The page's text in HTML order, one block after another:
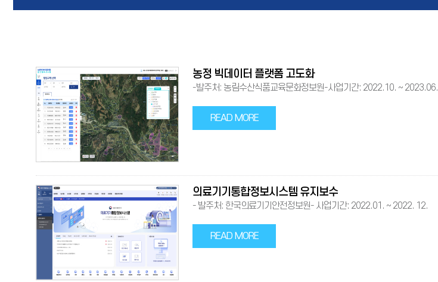
농정 빅데이터 플랫폼 고도화
-발주처: 농림수산식품교육문화정보원-사업기간: 2022.10. ~ 2023.06.
READ MORE
의료기기통합정보시스템 유지보수
- 발주처: 한국의료기기안전정보원- 사업기간: 2022.01. ~ 2022. 12.
READ MORE